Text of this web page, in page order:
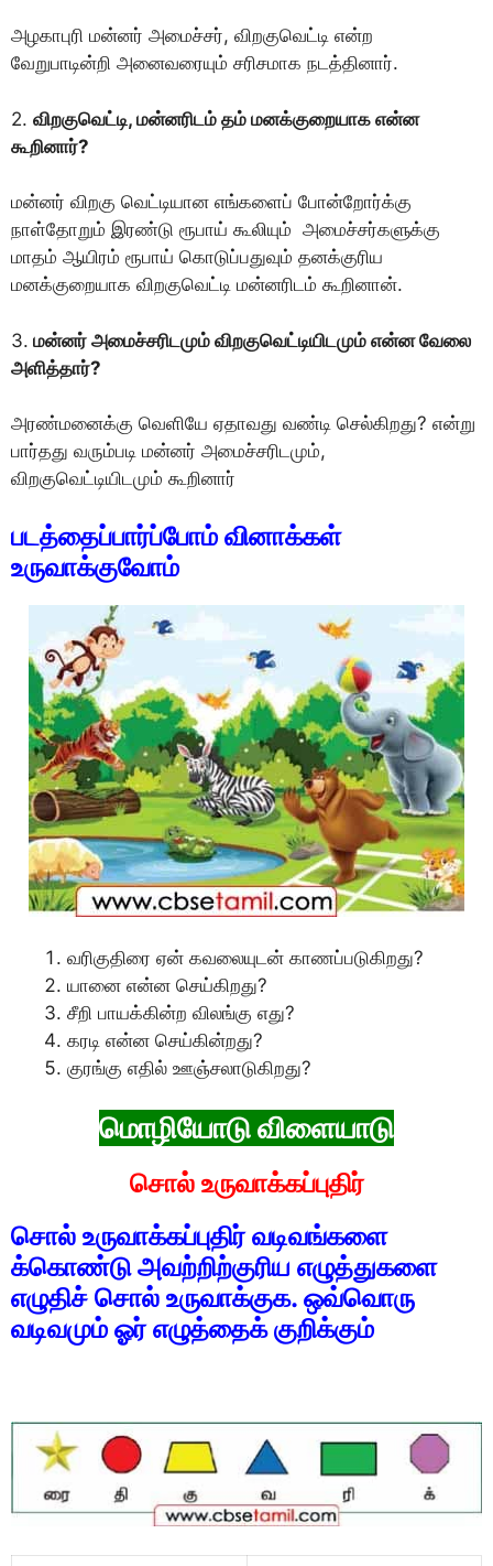
அழகாபுரி மன்னர் அமைச்சர், விறகுவெட்டி என்ற
வேறுபாடின்றி அனைவரையும் சரிசமாக நடத்தினார்.
2. விறகுவெட்டி, மன்னரிடம் தம் மனக்குறையாக என்ன
கூறினார்?
மன்னர் விறகு வெட்டியான எங்களைப் போன்றோர்க்கு
நாள்தோறும் இரண்டு ரூபாய் கூலியும் அமைச்சர்களுக்கு
மாதம் ஆயிரம் ரூபாய் கொடுப்பதுவும் தனக்குரிய
மனக்குறையாக விறகுவெட்டி மன்னரிடம் கூறினான்.
3. மன்னர் அமைச்சரிடமும் விறகுவெட்டியிடமும் என்ன வேலை
அளித்தார்?
அரண்மனைக்கு வெளியே ஏதாவது வண்டி செல்கிறது? என்று
பார்தது வரும்படி மன்னர் அமைச்சரிடமும்,
விறகுவெட்டியிடமும் கூறினார்
படத்தைப்பார்ப்போம் வினாக்கள்
உருவாக்குவோம்
வரிகுதிரை ஏன் கவலையுடன் காணப்படுகிறது?
யானை என்ன செய்கிறது?
சீறி பாயக்கின்ற விலங்கு எது?
கரடி என்ன செய்கின்றது?
குரங்கு எதில் ஊஞ்சலாடுகிறது?
மொழியோடு விளையாடு
சொல் உருவாக்கப்புதிர்
சொல் உருவாக்கப்புதிர் வடிவங்களை
க்கொண்டு அவற்றிற்குரிய எழுத்துகளை
எழுதிச் சொல் உருவாக்குக. ஒவ்வொரு
வடிவமும் ஓர் எழுத்தைக் குறிக்கும்